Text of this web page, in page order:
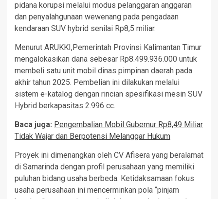
pidana korupsi melalui modus pelanggaran anggaran
dan penyalahgunaan wewenang pada pengadaan
kendaraan SUV hybrid senilai Rp8,5 miliar.
Menurut ARUKKI,Pemerintah Provinsi Kalimantan Timur
mengalokasikan dana sebesar Rp8.499.936.000 untuk
membeli satu unit mobil dinas pimpinan daerah pada
akhir tahun 2025. Pembelian ini dilakukan melalui
sistem e-katalog dengan rincian spesifikasi mesin SUV
Hybrid berkapasitas 2.996 cc.
Baca juga: Pengembalian Mobil Gubernur Rp8,49 Miliar
Tidak Wajar dan Berpotensi Melanggar Hukum
Proyek ini dimenangkan oleh CV Afisera yang beralamat
di Samarinda dengan profil perusahaan yang memiliki
puluhan bidang usaha berbeda. Ketidaksamaan fokus
usaha perusahaan ini mencerminkan pola “pinjam